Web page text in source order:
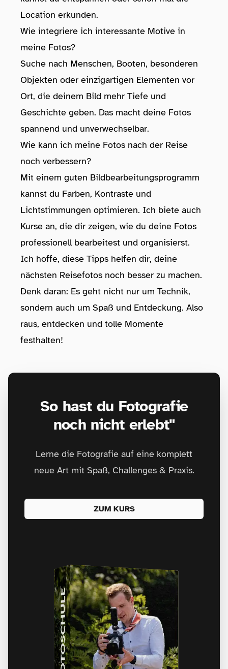
Location erkunden.
Wie integriere ich interessante Motive in
meine Fotos?
Suche nach Menschen, Booten, besonderen
Objekten oder einzigartigen Elementen vor
Ort, die deinem Bild mehr Tiefe und
Geschichte geben. Das macht deine Fotos
spannend und unverwechselbar.
Wie kann ich meine Fotos nach der Reise
noch verbessern?
Mit einem guten Bildbearbeitungsprogramm
kannst du Farben, Kontraste und
Lichtstimmungen optimieren. Ich biete auch
Kurse an, die dir zeigen, wie du deine Fotos
professionell bearbeitest und organisierst.
Ich hoffe, diese Tipps helfen dir, deine
nächsten Reisefotos noch besser zu machen.
Denk daran: Es geht nicht nur um Technik,
sondern auch um Spaß und Entdeckung. Also
raus, entdecken und tolle Momente
festhalten!
So hast du Fotografie
noch nicht erlebt"
Lerne die Fotografie auf eine komplett
neue Art mit Spaß, Challenges & Praxis.
ZUM KURS